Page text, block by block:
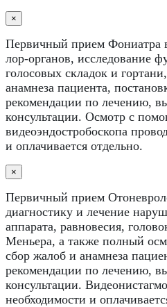
×
Первичный прием Фониатра
лор-органов, исследование
голосовых складок и
анамнеза пациента,
рекомендации по лечению,
консультации. Осмотр с
видеоэндостробоскопа
и оплачивается отдельно.
×
Первичный прием
диагностику и лечение
аппарата, равновесия,
Меньера, а также полный
сбор жалоб и анамнеза
рекомендации по лечению,
консультации.
необходимости и